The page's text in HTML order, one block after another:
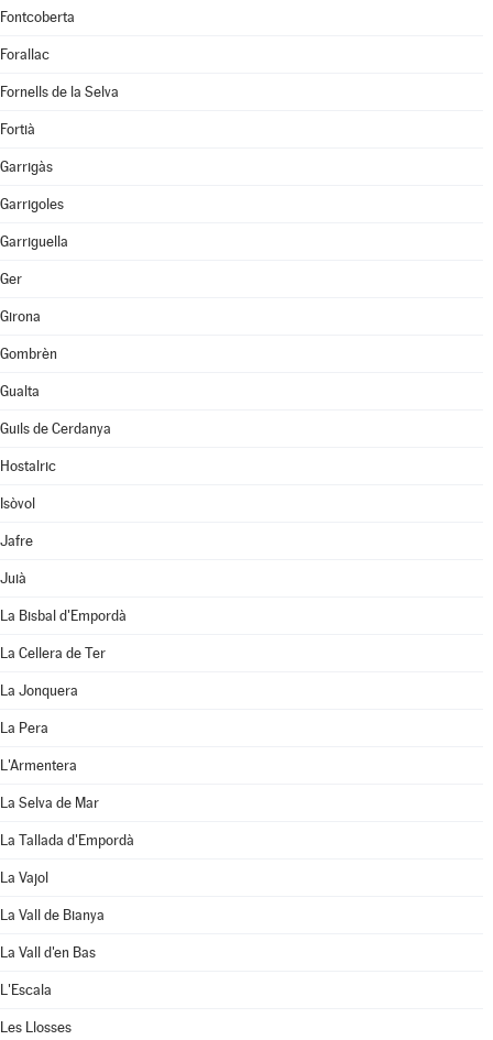
Fontcoberta
Forallac
Fornells de la Selva
Fortià
Garrigàs
Garrigoles
Garriguella
Ger
Girona
Gombrèn
Gualta
Guils de Cerdanya
Hostalric
Isòvol
Jafre
Juià
La Bisbal d'Empordà
La Cellera de Ter
La Jonquera
La Pera
L'Armentera
La Selva de Mar
La Tallada d'Empordà
La Vajol
La Vall de Bianya
La Vall d'en Bas
L'Escala
Les Llosses